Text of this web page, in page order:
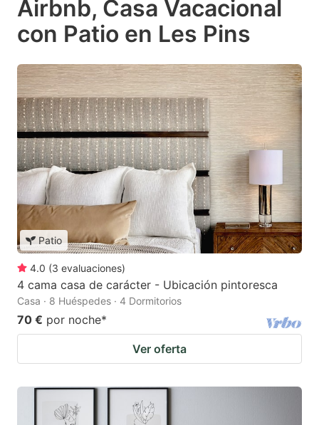
Airbnb, Casa Vacacional
con Patio en Les Pins
Patio
4.0 (3 evaluaciones)
4 cama casa de carácter - Ubicación pintoresca
Casa · 8 Huéspedes · 4 Dormitorios
70 € por noche*
Ver oferta